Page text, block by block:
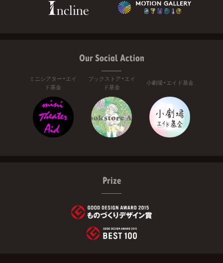
Our Social Action
ミニシアター・エイ
ド基金
ブックストア・エイ
ド基金
小劇場・エイド基金
Prize